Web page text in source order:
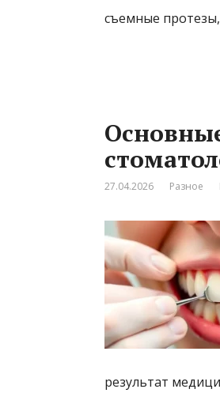
съемные
27.04.2026 Разное
результат